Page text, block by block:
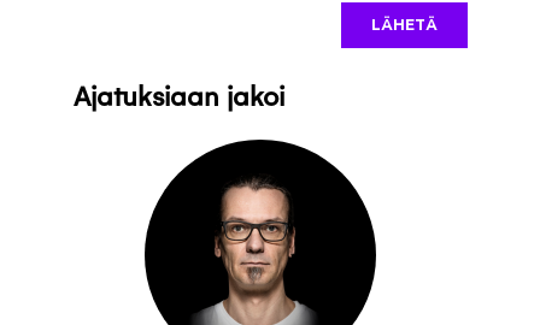
Ajatuksiaan jakoi